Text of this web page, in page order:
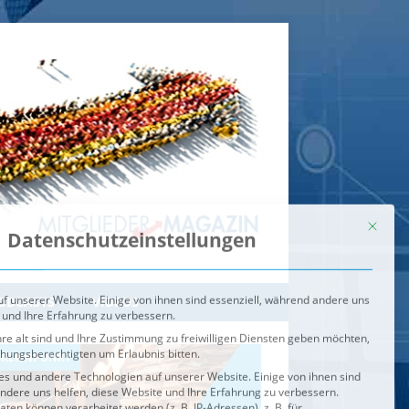
VIDEOS
unserer Website. Einige von ihnen sind essenziell, während andere uns
Ihre Erfahrung zu verbessern.
alt sind und Ihre Zustimmung zu freiwilligen Diensten geben möchten,
um Erlaubnis bitten.
und andere Technologien auf unserer Website. Einige von ihnen sind
uns helfen, diese Website und Ihre Erfahrung zu verbessern.
können verarbeitet werden (z. B. IP-Adressen), z. B. für
und Inhalte oder Anzeigen- und Inhaltsmessung.
Verwendung Ihrer Daten finden Sie in unsererDatenschutzerklärung
Service-Gruppen, für die eine Einwilligung erteilt werden
Externe Medien
Speichern
Alle akzeptieren